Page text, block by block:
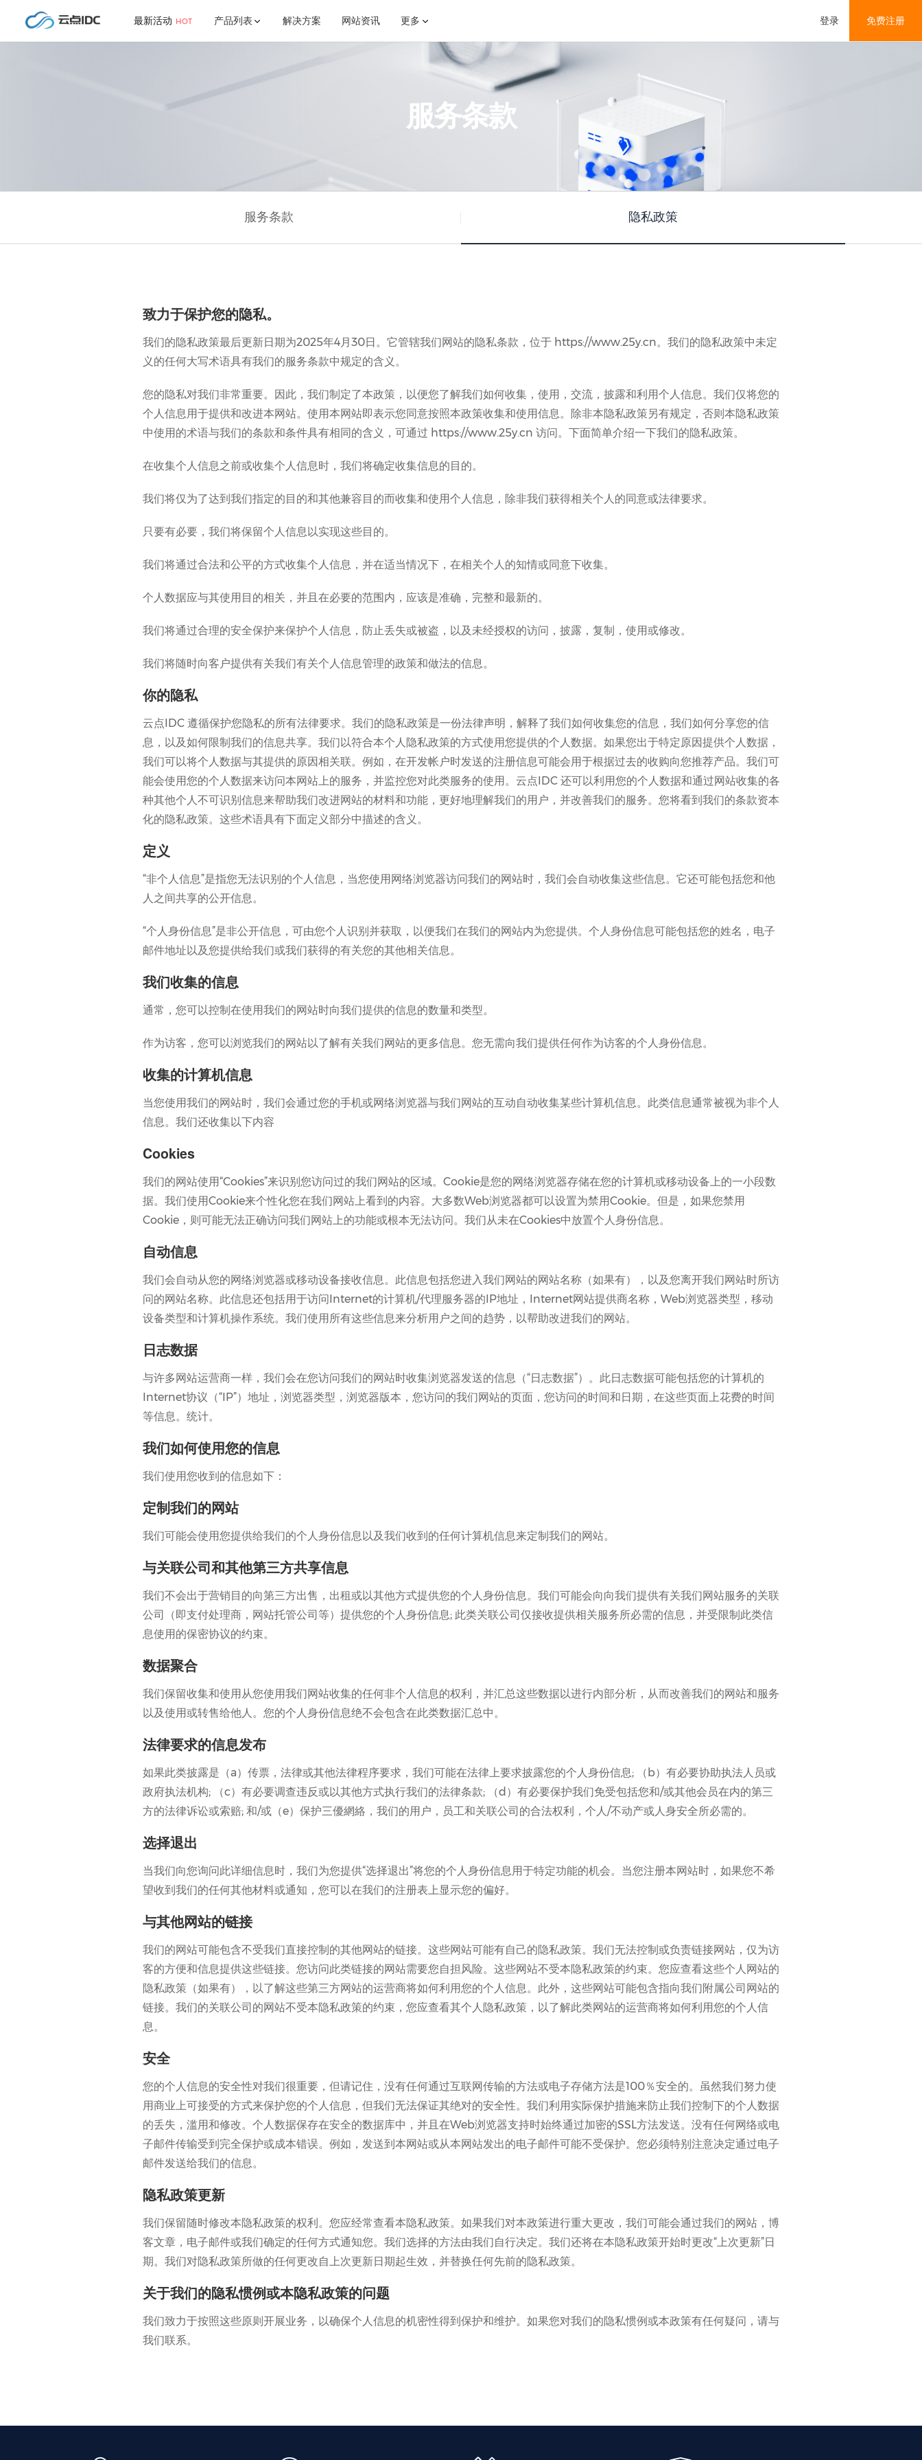
最新活动 HOT 产品列表
西北电信NAT 300G大储存年付
该系列机器采用因特尔14代 i9 14900k CPU性能强劲，适合高频业务运用，游戏服务端等，采用枣庄BGP线路延迟低稳定不丢包! 默认系统Linux，Windows联系客服咨询价格!
ECS | 美国洛杉矶服务器-
APS | 全区物理机
SCDN/内容分发
解决方案
电商解决方案
网站资讯
业界新闻
常见问题
更多 登录 免费注册
服务条款
服务条款 隐私政策
致力于保护您的隐私。
我们的隐私政策最后更新日期为2025年4月30日。它管辖我们网站的隐私条款，位于 https://www.25y.cn。我们的隐私政策中未定
义的任何大写术语具有我们的服务条款中规定的含义。
您的隐私对我们非常重要。因此，我们制定了本政策，以便您了解我们如何收集，使用，交流，披露和利用个人信息。我们仅将您的
个人信息用于提供和改进本网站。使用本网站即表示您同意按照本政策收集和使用信息。除非本隐私政策另有规定，否则本隐私政策
中使用的术语与我们的条款和条件具有相同的含义，可通过 https://www.25y.cn 访问。下面简单介绍一下我们的隐私政策。
在收集个人信息之前或收集个人信息时，我们将确定收集信息的目的。
我们将仅为了达到我们指定的目的和其他兼容目的而收集和使用个人信息，除非我们获得相关个人的同意或法律要求。
只要有必要，我们将保留个人信息以实现这些目的。
我们将通过合法和公平的方式收集个人信息，并在适当情况下，在相关个人的知情或同意下收集。
个人数据应与其使用目的相关，并且在必要的范围内，应该是准确，完整和最新的。
我们将通过合理的安全保护来保护个人信息，防止丢失或被盗，以及未经授权的访问，披露，复制，使用或修改。
我们将随时向客户提供有关我们有关个人信息管理的政策和做法的信息。
你的隐私
云点IDC 遵循保护您隐私的所有法律要求。我们的隐私政策是一份法律声明，解释了我们如何收集您的信息，我们如何分享您的信
息，以及如何限制我们的信息共享。我们以符合本个人隐私政策的方式使用您提供的个人数据。如果您出于特定原因提供个人数据，
我们可以将个人数据与其提供的原因相关联。例如，在开发帐户时发送的注册信息可能会用于根据过去的收购向您推荐产品。我们可
能会使用您的个人数据来访问本网站上的服务，并监控您对此类服务的使用。云点IDC 还可以利用您的个人数据和通过网站收集的各
种其他个人不可识别信息来帮助我们改进网站的材料和功能，更好地理解我们的用户，并改善我们的服务。您将看到我们的条款资本
化的隐私政策。这些术语具有下面定义部分中描述的含义。
定义
“非个人信息”是指您无法识别的个人信息，当您使用网络浏览器访问我们的网站时，我们会自动收集这些信息。它还可能包括您和他
人之间共享的公开信息。
“个人身份信息”是非公开信息，可由您个人识别并获取，以便我们在我们的网站内为您提供。个人身份信息可能包括您的姓名，电子
邮件地址以及您提供给我们或我们获得的有关您的其他相关信息。
我们收集的信息
通常，您可以控制在使用我们的网站时向我们提供的信息的数量和类型。
作为访客，您可以浏览我们的网站以了解有关我们网站的更多信息。您无需向我们提供任何作为访客的个人身份信息。
收集的计算机信息
当您使用我们的网站时，我们会通过您的手机或网络浏览器与我们网站的互动自动收集某些计算机信息。此类信息通常被视为非个人
信息。我们还收集以下内容
Cookies
我们的网站使用“Cookies”来识别您访问过的我们网站的区域。Cookie是您的网络浏览器存储在您的计算机或移动设备上的一小段数
据。我们使用Cookie来个性化您在我们网站上看到的内容。大多数Web浏览器都可以设置为禁用Cookie。但是，如果您禁用
Cookie，则可能无法正确访问我们网站上的功能或根本无法访问。我们从未在Cookies中放置个人身份信息。
自动信息
我们会自动从您的网络浏览器或移动设备接收信息。此信息包括您进入我们网站的网站名称（如果有），以及您离开我们网站时所访
问的网站名称。此信息还包括用于访问Internet的计算机/代理服务器的IP地址，Internet网站提供商名称，Web浏览器类型，移动
设备类型和计算机操作系统。我们使用所有这些信息来分析用户之间的趋势，以帮助改进我们的网站。
日志数据
与许多网站运营商一样，我们会在您访问我们的网站时收集浏览器发送的信息（“日志数据”）。此日志数据可能包括您的计算机的
Internet协议（“IP”）地址，浏览器类型，浏览器版本，您访问的我们网站的页面，您访问的时间和日期，在这些页面上花费的时间
等信息。统计。
我们如何使用您的信息
我们使用您收到的信息如下：
定制我们的网站
我们可能会使用您提供给我们的个人身份信息以及我们收到的任何计算机信息来定制我们的网站。
与关联公司和其他第三方共享信息
我们不会出于营销目的向第三方出售，出租或以其他方式提供您的个人身份信息。我们可能会向向我们提供有关我们网站服务的关联
公司（即支付处理商，网站托管公司等）提供您的个人身份信息; 此类关联公司仅接收提供相关服务所必需的信息，并受限制此类信
息使用的保密协议的约束。
数据聚合
我们保留收集和使用从您使用我们网站收集的任何非个人信息的权利，并汇总这些数据以进行内部分析，从而改善我们的网站和服务
以及使用或转售给他人。您的个人身份信息绝不会包含在此类数据汇总中。
法律要求的信息发布
如果此类披露是（a）传票，法律或其他法律程序要求，我们可能在法律上要求披露您的个人身份信息; （b）有必要协助执法人员或
政府执法机构; （c）有必要调查违反或以其他方式执行我们的法律条款; （d）有必要保护我们免受包括您和/或其他会员在内的第三
方的法律诉讼或索赔; 和/或（e）保护三優網絡，我们的用户，员工和关联公司的合法权利，个人/不动产或人身安全所必需的。
选择退出
当我们向您询问此详细信息时，我们为您提供“选择退出”将您的个人身份信息用于特定功能的机会。当您注册本网站时，如果您不希
望收到我们的任何其他材料或通知，您可以在我们的注册表上显示您的偏好。
与其他网站的链接
我们的网站可能包含不受我们直接控制的其他网站的链接。这些网站可能有自己的隐私政策。我们无法控制或负责链接网站，仅为访
客的方便和信息提供这些链接。您访问此类链接的网站需要您自担风险。这些网站不受本隐私政策的约束。您应查看这些个人网站的
隐私政策（如果有），以了解这些第三方网站的运营商将如何利用您的个人信息。此外，这些网站可能包含指向我们附属公司网站的
链接。我们的关联公司的网站不受本隐私政策的约束，您应查看其个人隐私政策，以了解此类网站的运营商将如何利用您的个人信
息。
安全
您的个人信息的安全性对我们很重要，但请记住，没有任何通过互联网传输的方法或电子存储方法是100％安全的。虽然我们努力使
用商业上可接受的方式来保护您的个人信息，但我们无法保证其绝对的安全性。我们利用实际保护措施来防止我们控制下的个人数据
的丢失，滥用和修改。个人数据保存在安全的数据库中，并且在Web浏览器支持时始终通过加密的SSL方法发送。没有任何网络或电
子邮件传输受到完全保护或成本错误。例如，发送到本网站或从本网站发出的电子邮件可能不受保护。您必须特别注意决定通过电子
邮件发送给我们的信息。
隐私政策更新
我们保留随时修改本隐私政策的权利。您应经常查看本隐私政策。如果我们对本政策进行重大更改，我们可能会通过我们的网站，博
客文章，电子邮件或我们确定的任何方式通知您。我们选择的方法由我们自行决定。我们还将在本隐私政策开始时更改“上次更新”日
期。我们对隐私政策所做的任何更改自上次更新日期起生效，并替换任何先前的隐私政策。
关于我们的隐私惯例或本隐私政策的问题
我们致力于按照这些原则开展业务，以确保个人信息的机密性得到保护和维护。如果您对我们的隐私惯例或本政策有任何疑问，请与
我们联系。